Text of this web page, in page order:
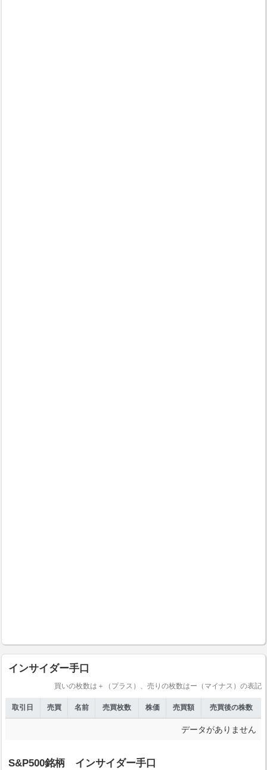
インサイダー手口
買いの枚数は＋（プラス）、売りの枚数はー（マイナス）の表記
取引日 売買 名前 売買枚数 株価 売買額 売買後の株数
データがありません
S&P500銘柄 インサイダー手口